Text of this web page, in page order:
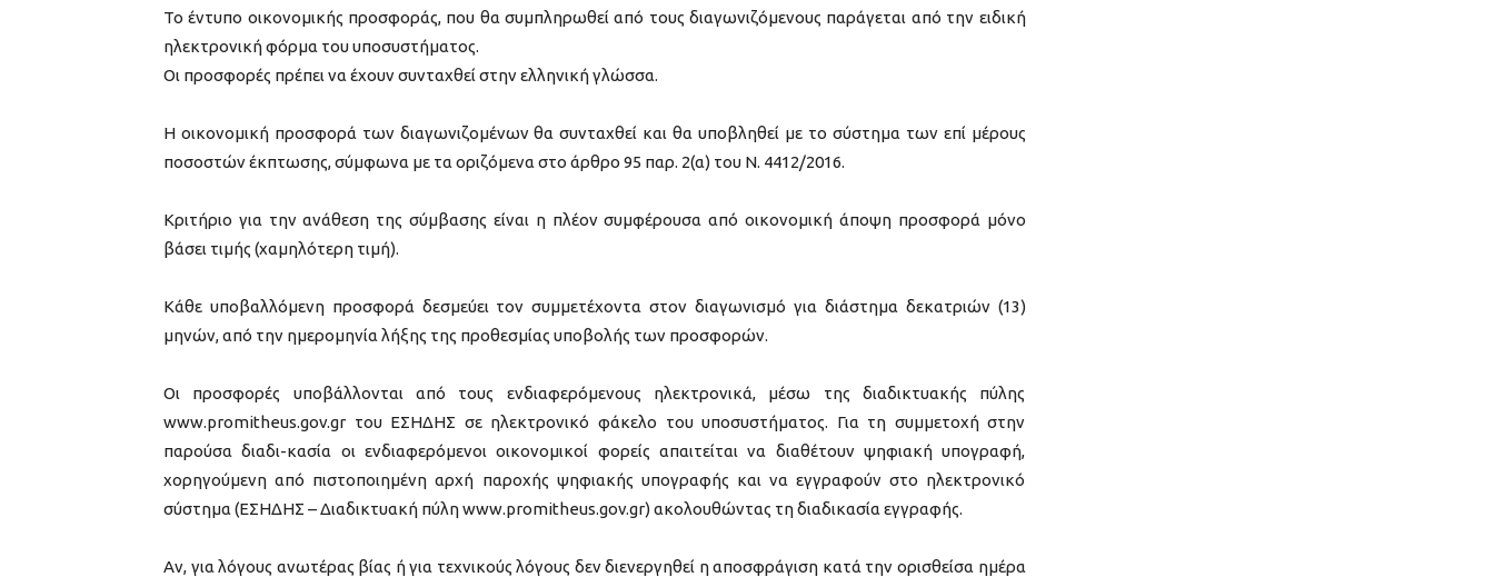
Το έντυπο οικονομικής προσφοράς, που θα συμπληρωθεί από τους διαγωνιζόμενους παράγεται από την ειδική
ηλεκτρονική φόρμα του υποσυστήματος.
Οι προσφορές πρέπει να έχουν συνταχθεί στην ελληνική γλώσσα.
Η οικονομική προσφορά των διαγωνιζομένων θα συνταχθεί και θα υποβληθεί με το σύστημα των επί μέρους
ποσοστών έκπτωσης, σύμφωνα με τα οριζόμενα στο άρθρο 95 παρ. 2(α) του Ν. 4412/2016.
Κριτήριο για την ανάθεση της σύμβασης είναι η πλέον συμφέρουσα από οικονομική άποψη προσφορά μόνο
βάσει τιμής (χαμηλότερη τιμή).
Κάθε υποβαλλόμενη προσφορά δεσμεύει τον συμμετέχοντα στον διαγωνισμό για διάστημα δεκατριών (13)
μηνών, από την ημερομηνία λήξης της προθεσμίας υποβολής των προσφορών.
Οι προσφορές υποβάλλονται από τους ενδιαφερόμενους ηλεκτρονικά, μέσω της διαδικτυακής πύλης
www.promitheus.gov.gr του ΕΣΗΔΗΣ σε ηλεκτρονικό φάκελο του υποσυστήματος. Για τη συμμετοχή στην
παρούσα διαδι-κασία οι ενδιαφερόμενοι οικονομικοί φορείς απαιτείται να διαθέτουν ψηφιακή υπογραφή,
χορηγούμενη από πιστοποιημένη αρχή παροχής ψηφιακής υπογραφής και να εγγραφούν στο ηλεκτρονικό
σύστημα (ΕΣΗΔΗΣ – Διαδικτυακή πύλη www.promitheus.gov.gr) ακολουθώντας τη διαδικασία εγγραφής.
Αν, για λόγους ανωτέρας βίας ή για τεχνικούς λόγους δεν διενεργηθεί η αποσφράγιση κατά την ορισθείσα ημέρα